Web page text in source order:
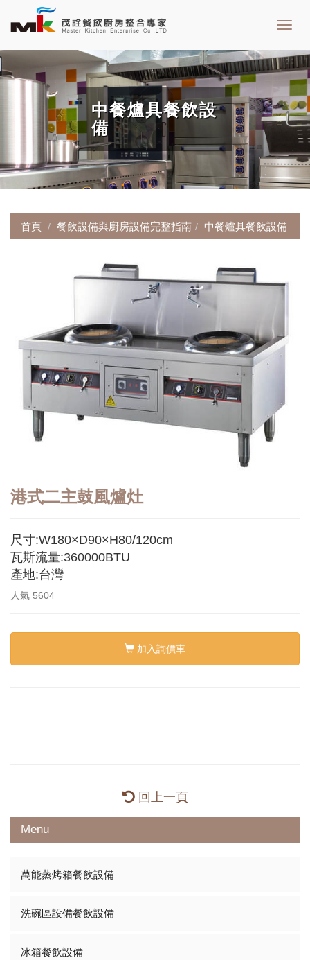
中餐爐具餐飲設
備
首頁 餐飲設備與廚房設備完整指南 中餐爐具餐飲設備
港式二主鼓風爐灶
尺寸:W180×D90×H80/120cm
瓦斯流量:360000BTU
產地:台灣
人氣 5604
加入詢價車
回上一頁
Menu
萬能蒸烤箱餐飲設備
洗碗區設備餐飲設備
冰箱餐飲設備